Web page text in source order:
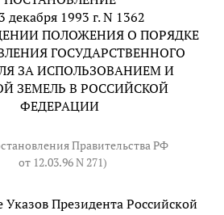
декабря 1993 г. N 1362
ПОЛОЖЕНИЯ О ПОРЯДКЕ
ГОСУДАРСТВЕННОГО
ЗА ИСПОЛЬЗОВАНИЕМ И
ЗЕМЕЛЬ В РОССИЙСКОЙ
ФЕДЕРАЦИИ
Правительства РФ
от 12.03.96 N 271)
Президента Российской